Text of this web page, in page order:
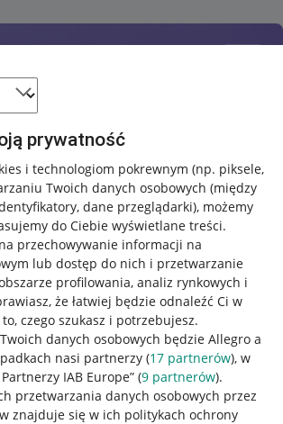
prywatność
i technologiom pokrewnym (np. piksele,
Twoich danych osobowych (między
dane przeglądarki), możemy
do Ciebie wyświetlane treści.
przechowywanie informacji na
lub dostęp do nich i przetwarzanie
profilowania, analiz rynkowych i
że łatwiej będzie odnaleźć Ci w
czego szukasz i potrzebujesz.
danych osobowych będzie Allegro a
nasi partnerzy (17 partnerów), w
IAB Europe” (9 partnerów).
przetwarzania danych osobowych przez
znajduje się w ich politykach ochrony